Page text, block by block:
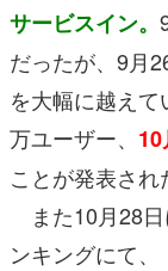
サービスイン。
だったが、9月
を大幅に越え
万ユーザー、
ことが発表され
また10月28日
ンキングにて、